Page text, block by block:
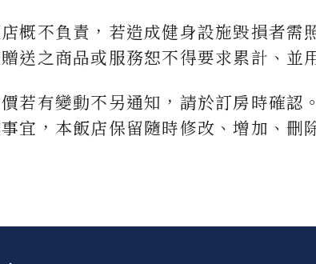
概不負責，若造成健身設施毀損者需
送之商品或服務恕不得要求累計、並
若有變動不另通知，請於訂房時確認。
宜，本飯店保留隨時修改、增加、刪